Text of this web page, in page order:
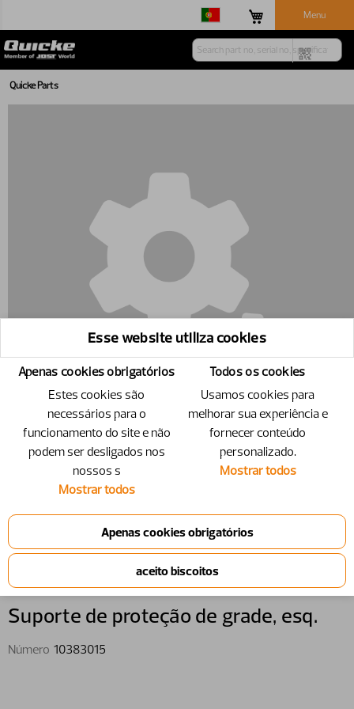
Menu
Quicke Parts
10383015 - Suporte de proteção de
grade, esq.
Suporte de proteção de grade,​ esq.
Número 10383015
Esse website utiliza cookies
Apenas cookies obrigatórios
Estes cookies são
necessários para o
funcionamento do site e não
podem ser desligados nos
nossos s
Mostrar todos
Todos os cookies
Usamos cookies para
melhorar sua experiência e
fornecer conteúdo
personalizado.
Mostrar todos